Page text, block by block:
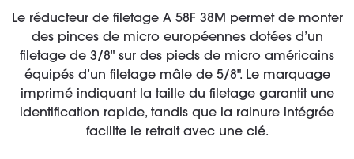
Le réducteur de filetage A 58F 38M permet de monter
des pinces de micro européennes dotées d’un
filetage de 3/8" sur des pieds de micro américains
équipés d’un filetage mâle de 5/8". Le marquage
imprimé indiquant la taille du filetage garantit une
identification rapide, tandis que la rainure intégrée
facilite le retrait avec une clé.